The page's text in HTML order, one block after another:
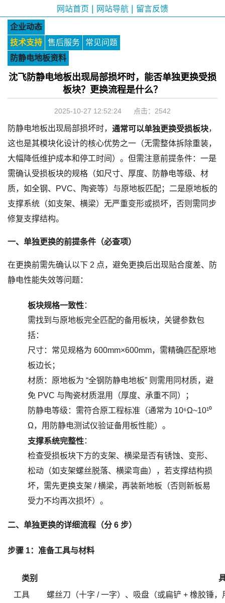
网站首页 网站导航 留言反馈
企业动态
技术支持
售后服务
常见问题
防静电地板资料
沈飞防静电地板出现局部损坏时，能否单独更换受损
板块？更换流程是什么？
2025-10-27 12:52:24 点击： 2542
防静电地板出现局部损坏时， 通常可以单独更换受损板块，
这也是其模块化设计的核心优势之一（无需整体拆除重装，
大幅降低维护成本和停工时间）。但需注意前提条件：一是
需确认受损板块的规格（如尺寸、厚度、防静电等级、材
质，如全钢、PVC、陶瓷等）与原地板匹配；二是原地板的
支撑系统（如支架、横梁）无严重变形或损坏，否则需同步
修复支撑结构。
一、单独更换的前提条件（必查项）
在更换前需先确认以下 2 点，避免更换后出现贴合度差、防
静电性能失效等问题：
板块规格一致性：
需找到与原地板完全匹配的备用板块，关键参数包
括：
尺寸：常见规格为 600mm×600mm，需精确匹配原地
板边长；
材质：原地板为 “全钢防静电地板” 则需用同材质，避
免 PVC 与陶瓷材质混用（厚度、承重不同）；
防静电等级：需符合原工程标准（通常为 10⁶Ω~10¹⁰
Ω，用防静电测试仪验证备用板性能）。
支撑系统完整性：
检查受损板块下方的支架、横梁是否有锈蚀、变形、
松动（如支架螺丝脱落、横梁弯曲），若支撑结构损
坏，需先更换支架 / 横梁，再装新地板（否则新板易
受力不均再次损坏）。
二、单独更换的详细流程（分 6 步）
步骤 1：准备工具与材料
类别
工具
螺丝刀（十字 / 一字）、吸盘（或扁铲 + 橡胶锤